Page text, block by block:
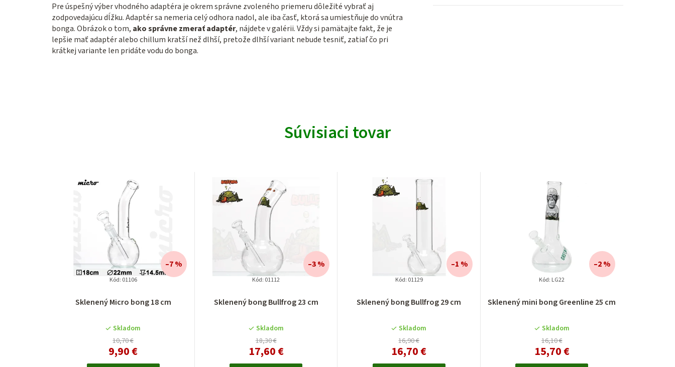
Pre úspešný výber vhodného adaptéra je okrem správne zvoleného priemeru dôležité vybrať aj
zodpovedajúcu dĺžku. Adaptér sa nemeria celý odhora nadol, ale iba časť, ktorá sa umiestňuje do vnútra
bonga. Obrázok o tom, ako správne zmerať adaptér, nájdete v galérii. Vždy si pamätajte fakt, že je
lepšie mať adaptér alebo chillum kratší než dlhší, pretože dlhší variant nebude tesniť, zatiaľ čo pri
krátkej variante len pridáte vodu do bonga.
Súvisiaci tovar
Sklenený Micro bong 18 cm
Skladom
10,70 €
9,90 €
–7 %
Kód: 01106
Sklenený bong Bullfrog 23 cm
Skladom
18,30 €
17,60 €
–3 %
Kód: 01112
Sklenený bong Bullfrog 29 cm
Skladom
16,90 €
16,70 €
–1 %
Kód: 01129
Sklenený mini bong Greenline 25 cm
Skladom
16,10 €
15,70 €
–2 %
Kód: LG22